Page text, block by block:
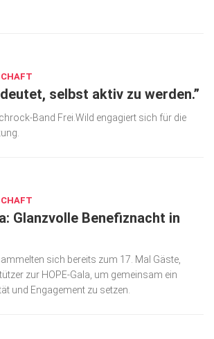
selbst aktiv zu werden.”
Band Frei.Wild engagiert sich für die
Glanzvolle Benefiznacht in
sich bereits zum 17. Mal Gäste,
zur HOPE-Gala, um gemeinsam ein
und Engagement zu setzen.